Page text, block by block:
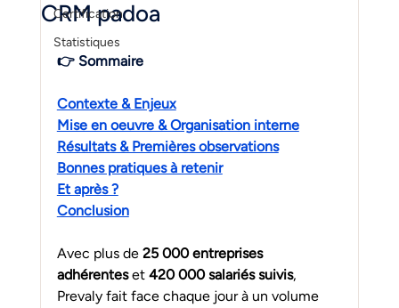
Certification
Statistiques
CRM padoa
👉 Sommaire
Contexte & Enjeux
Mise en oeuvre & Organisation interne
Résultats & Premières observations
Bonnes pratiques à retenir
Et après ?
Conclusion
Avec plus de 25 000 entreprises
adhérentes et 420 000 salariés suivis,
Prevaly fait face chaque jour à un volume